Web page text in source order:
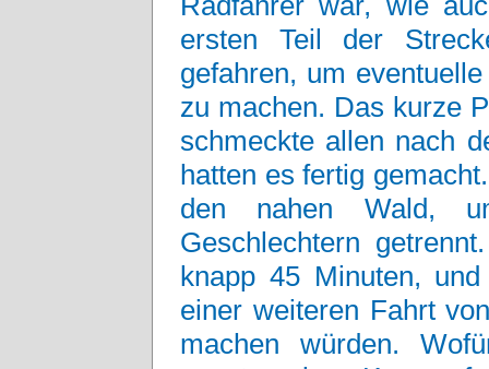
ersten Teil der
gefahren, um
zu machen. Das kurze
schmeckte allen nach
hatten es fertig
den nahen Wald,
Geschlechtern
knapp 45 Minuten,
einer weiteren Fahrt
machen würden.